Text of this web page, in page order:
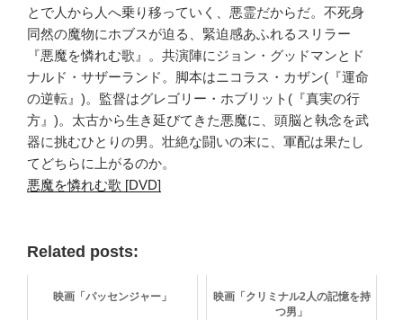
とで人から人へ乗り移っていく、悪霊だからだ。不死身
同然の魔物にホブスが迫る、緊迫感あふれるスリラー
『悪魔を憐れむ歌』。共演陣にジョン・グッドマンとド
ナルド・サザーランド。脚本はニコラス・カザン(『運命
の逆転』)。監督はグレゴリー・ホブリット(『真実の行
方』)。太古から生き延びてきた悪魔に、頭脳と執念を武
器に挑むひとりの男。壮絶な闘いの末に、軍配は果たし
てどちらに上がるのか。
悪魔を憐れむ歌 [DVD]
Related posts:
映画「パッセンジャー」
映画「クリミナル2人の記憶を持
つ男」